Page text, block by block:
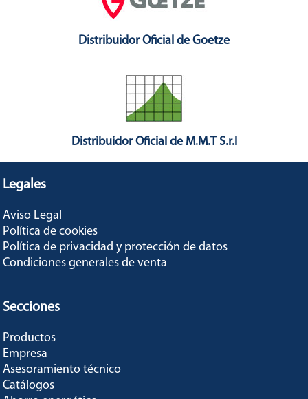
Distribuidor Oficial de Goetze
Distribuidor Oficial de M.M.T S.r.l
Legales
Aviso Legal
Política de cookies
Política de privacidad y protección de datos
Condiciones generales de venta
Secciones
Productos
Empresa
Asesoramiento técnico
Catálogos